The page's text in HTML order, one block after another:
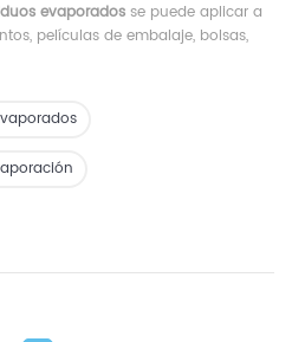
evaporados se puede aplicar a
películas de embalaje, bolsas,
latas, contenedores de fibra